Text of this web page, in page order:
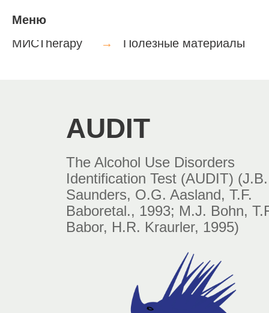
Меню
МИСТherapy
→ Полезные материалы
AUDIT
The Alcohol Use Disorders
Identification Test (AUDIT) (J.B.
Saunders, O.G. Aasland, T.F.
Baboretal., 1993; M.J. Bohn,
Babor, H.R. Kraurler, 1995)